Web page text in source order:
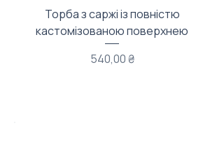
Торба з саржі із повністю
кастомізованою поверхнею
Ціна
540,00 ₴